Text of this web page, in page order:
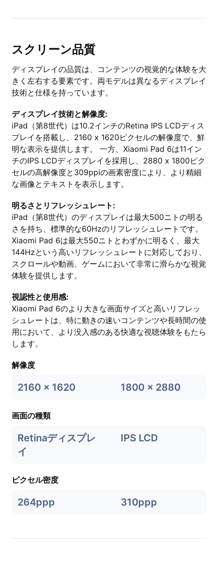
スクリーン品質
ディスプレイの品質は、コンテンツの視覚的な体験を大
きく左右する要素です。両モデルは異なるディスプレイ
技術と仕様を持っています。
ディスプレイ技術と解像度:
iPad（第8世代）は10.2インチのRetina IPS LCDディス
プレイを搭載し、2160 x 1620ピクセルの解像度で、鮮
明な表示を提供します。 一方、Xiaomi Pad 6は11イン
チのIPS LCDディスプレイを採用し、2880 x 1800ピク
セルの高解像度と309ppiの画素密度により、より精細
な画像とテキストを表示します。
明るさとリフレッシュレート:
iPad（第8世代）のディスプレイは最大500ニトの明る
さを持ち、標準的な60Hzのリフレッシュレートです。
Xiaomi Pad 6は最大550ニトとわずかに明るく、最大
144Hzという高いリフレッシュレートに対応しており、
スクロールや動画、ゲームにおいて非常に滑らかな視覚
体験を提供します。
視認性と使用感:
Xiaomi Pad 6のより大きな画面サイズと高いリフレッ
シュレートは、特に動きの速いコンテンツや長時間の使
用において、より没入感のある快適な視聴体験をもたら
します。
解像度
2160 x 1620 1800 x 2880
画面の種類
Retinaディスプレ
イ
IPS LCD
ピクセル密度
264ppp 310ppp